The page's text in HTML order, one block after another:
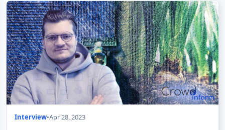
Interview•Apr 28, 2023